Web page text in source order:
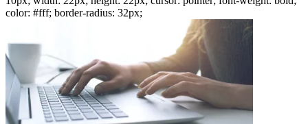
color: #fff; border-radius: 32px;